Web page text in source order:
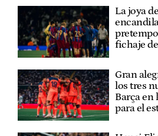
La joya
fichaje
Gran
los tres
Barça en
para el